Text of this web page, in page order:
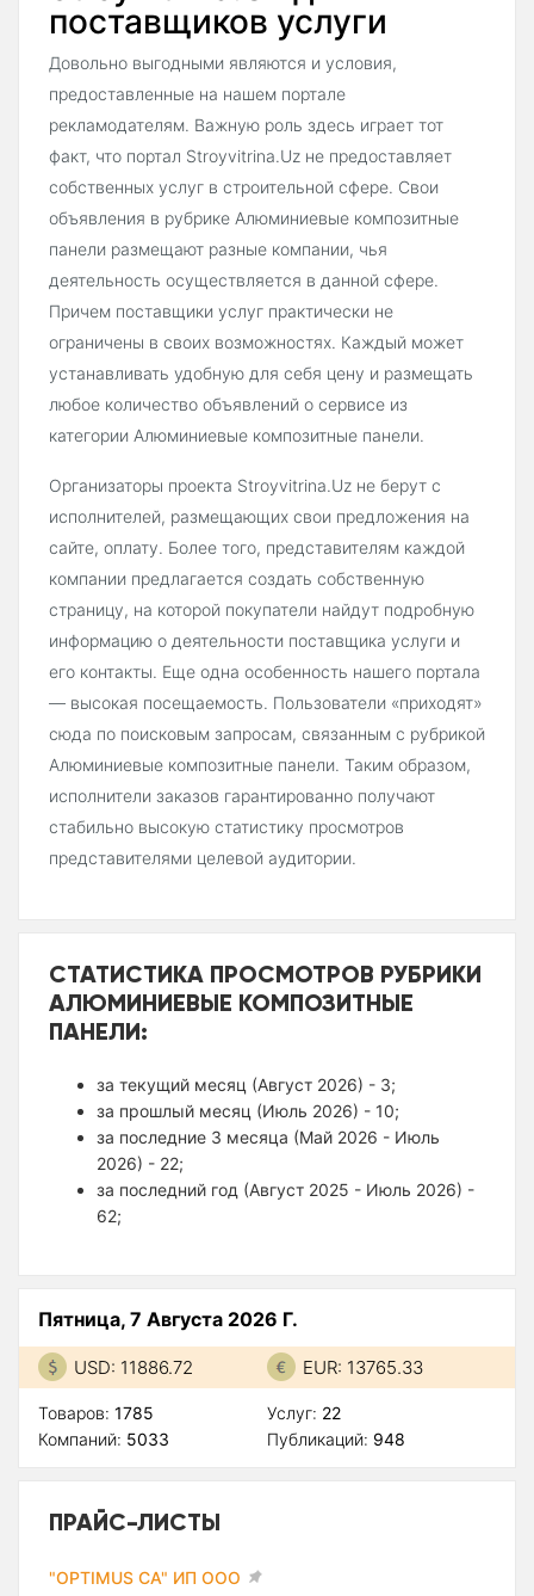
поставщиков услуги
Довольно выгодными являются и условия,
предоставленные на нашем портале
рекламодателям. Важную роль здесь играет тот
факт, что портал Stroyvitrina.Uz не предоставляет
собственных услуг в строительной сфере. Свои
объявления в рубрике Алюминиевые композитные
панели размещают разные компании, чья
деятельность осуществляется в данной сфере.
Причем поставщики услуг практически не
ограничены в своих возможностях. Каждый может
устанавливать удобную для себя цену и размещать
любое количество объявлений о сервисе из
категории Алюминиевые композитные панели.
Организаторы проекта Stroyvitrina.Uz не берут с
исполнителей, размещающих свои предложения на
сайте, оплату. Более того, представителям каждой
компании предлагается создать собственную
страницу, на которой покупатели найдут подробную
информацию о деятельности поставщика услуги и
его контакты. Еще одна особенность нашего портала
— высокая посещаемость. Пользователи «приходят»
сюда по поисковым запросам, связанным с рубрикой
Алюминиевые композитные панели. Таким образом,
исполнители заказов гарантированно получают
стабильно высокую статистику просмотров
представителями целевой аудитории.
СТАТИСТИКА ПРОСМОТРОВ РУБРИКИ
АЛЮМИНИЕВЫЕ КОМПОЗИТНЫЕ
ПАНЕЛИ:
за текущий месяц (Август 2026) - 3;
за прошлый месяц (Июль 2026) - 10;
за последние 3 месяца (Май 2026 - Июль
2026) - 22;
за последний год (Август 2025 - Июль 2026) -
62;
Пятница, 7 Августа 2026 Г.
USD: 11886.72 EUR: 13765.33
Товаров: 1785
Компаний: 5033
Услуг: 22
Публикаций: 948
ПРАЙС-ЛИСТЫ
"OPTIMUS CA" ИП ООО